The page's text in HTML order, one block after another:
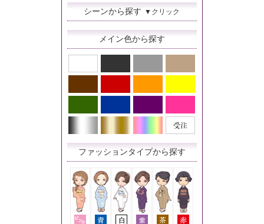
シーンから探す ▼クリック
メイン色から探す
ファッションタイプから探す